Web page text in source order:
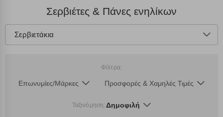
Σερβιέτες & Πάνες ενηλίκων
Σερβιετάκια
Φίλτρα:
Επωνυμίες/Μάρκες Προσφορές & Χαμηλές Τιμές
Ταξινόμηση: Δημοφιλή